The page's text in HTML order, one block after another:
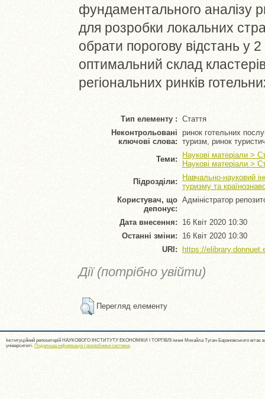
фундаментального аналізу
для розробки локальних
обрати порогову відстань у
оптимальний склад
регіональних ринків
Тип елементу : Стаття
Неконтрольовані
ключові слова:
ринок готельних
туризм, ринок
Теми:
Наукові матеріали >
Наукові матеріали >
Підрозділи:
Навчально-науковий
туризму та
Користувач, що
депонує:
Адміністратор
Дата внесення: 16 Квіт 2020 10:30
Останні зміни: 16 Квіт 2020 10:30
URI:
https://
Дії (потрібно увійти)
Перегляд елементу
Інституційний репозиторій НАУКОВОГО ІНСТИТУТУ ЕКОНОМІКИ І ТОРГІВЛІ імені Михайла Туган-Барановського вітає
університеті. Подальша інформація і розробники системи